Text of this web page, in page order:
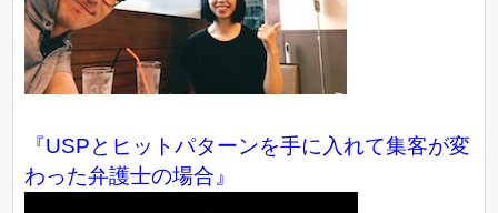
『USPとヒットパターンを手に入れて集客が変
わった弁護士の場合』